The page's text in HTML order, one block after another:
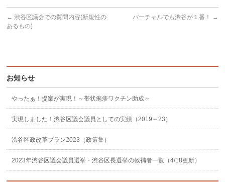
← 渋谷区議会での質問内容(新規性の
あるもの)
バーチャルでも渋谷が１番！ →
お知らせ
やったぁ！提案が実現！～帯状疱疹ワクチン助成～
実現しました！渋谷区議会議員としての実績（2019～23）
渋谷区政改革プラン2023（政策集）
2023年渋谷区議会議員選挙・渋谷区長選挙の候補者一覧（4/18更新）